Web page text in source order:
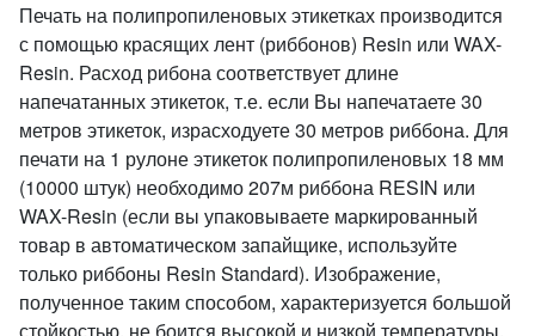
Печать на полипропиленовых этикетках производится
с помощью красящих лент (риббонов) Resin или WAX-
Resin. Расход рибона соответствует длине
напечатанных этикеток, т.е. если Вы напечатаете 30
метров этикеток, израсходуете 30 метров риббона. Для
печати на 1 рулоне этикеток полипропиленовых 18 мм
(10000 штук) необходимо 207м риббона RESIN или
WAX-Resin (если вы упаковываете маркированный
товар в автоматическом запайщике, используйте
только риббоны Resin Standard). Изображение,
полученное таким способом, характеризуется большой